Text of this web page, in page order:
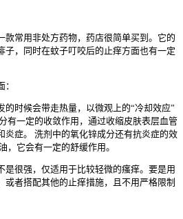
款常用非处方药物，药店很简单买到。它的
子，同时在蚊子叮咬后的止痒方面也有一定
的时候会带走热量，以微观上的“冷却效应”
有一定的收敛作用，通过收缩皮肤表层血管
炎症。 洗剂中的氧化锌成分还有抗炎症的效
，它会有一定的舒缓作用。
是很强，仅适用于比较轻微的瘙痒。要是用
或者搭配其他的止痒措施，且不用严格限制